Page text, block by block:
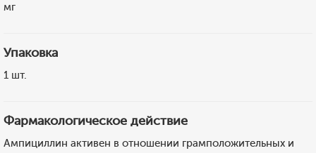
мг
Упаковка
1 шт.
Фармакологическое действие
Ампициллин активен в отношении грамположительных и